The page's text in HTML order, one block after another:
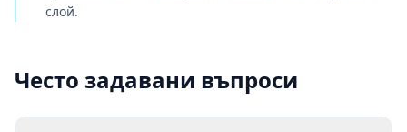
слой.
Често задавани въпроси